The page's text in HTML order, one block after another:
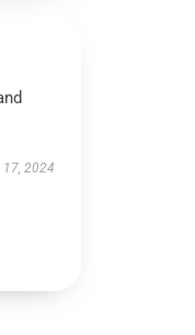
17, 2024